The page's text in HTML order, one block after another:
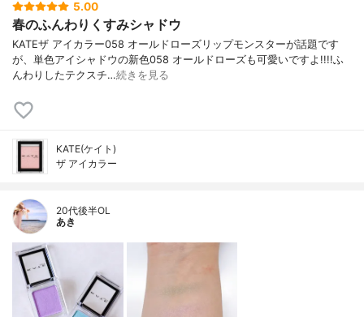
5.00
春のふんわりくすみシャドウ
KATEザ アイカラー058 オールドローズリップモンスターが話題です
が、単色アイシャドウの新色058 オールドローズも可愛いですよ!!!!ふ
んわりしたテクスチ…続きを見る
KATE(ケイト)
ザ アイカラー
20代後半OL
あき